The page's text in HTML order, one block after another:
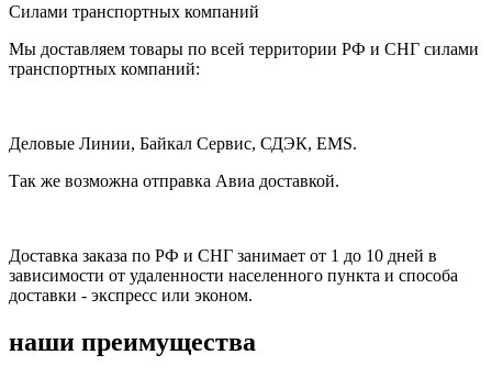
Силами транспортных компаний
Мы доставляем товары по всей территории РФ и СНГ силами
транспортных компаний:
Деловые Линии, Байкал Сервис, СДЭК, EMS.
Так же возможна отправка Авиа доставкой.
Доставка заказа по РФ и СНГ занимает от 1 до 10 дней в
зависимости от удаленности населенного пункта и способа
доставки - экспресс или эконом.
наши преимущества